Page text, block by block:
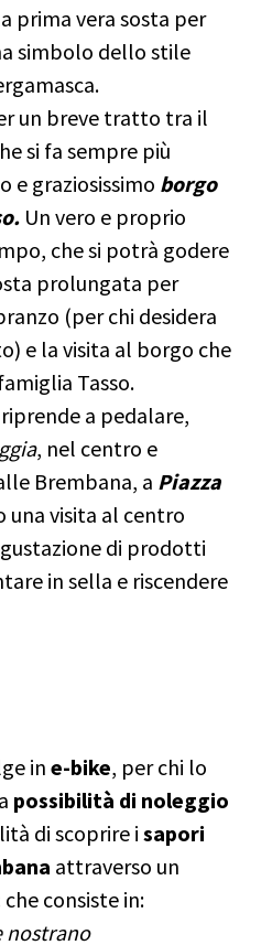
prima vera sosta per
simbolo dello stile
un breve tratto tra il
si fa sempre più
e graziosissimo borgo
Un vero e proprio
che si potrà godere
prolungata per
(per chi desidera
e la visita al borgo che
Tasso.
a pedalare,
, nel centro e
Brembana, a Piazza
una visita al centro
di prodotti
in sella e riscendere
in e-bike, per chi lo
possibilità di noleggio
di scoprire i sapori
attraverso un
che consiste in:
nostrano